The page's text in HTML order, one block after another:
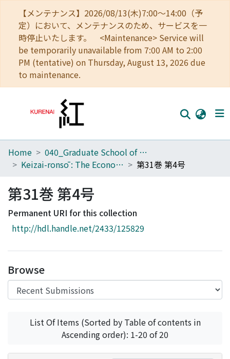
【メンテナンス】2026/08/13(木)7:00～14:00（予
定）において、メンテナンスのため、サービスを一
時停止いたします。 <Maintenance> Service will
be temporarily unavailable from 7:00 AM to 2:00
PM (tentative) on Thursday, August 13, 2026 due
to maintenance.
Home
Browse
Download Ranking
Access Statistics
Home
040_Graduate School of Economics
Keizai-ronsō : The Economic Review
第31巻 第4号
第31巻 第4号
Permanent URI for this collection
http://hdl.handle.net/2433/125829
Browse
List Of Items (Sorted by Table of contents in
Ascending order): 1-20 of 20